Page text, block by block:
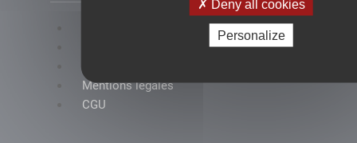
Deny all cookies
Personalize
Mentions légales
CGU